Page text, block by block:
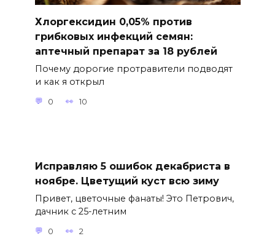
Хлоргексидин 0,05% против
грибковых инфекций семян:
аптечный препарат за 18 рублей
Почему дорогие протравители подводят
и как я открыл
0 10
Исправляю 5 ошибок декабриста в
ноябре. Цветущий куст всю зиму
Привет, цветочные фанаты! Это Петрович,
дачник с 25-летним
0 2